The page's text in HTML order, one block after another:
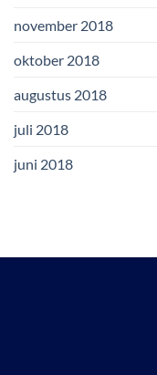
november 2018
oktober 2018
augustus 2018
juli 2018
juni 2018